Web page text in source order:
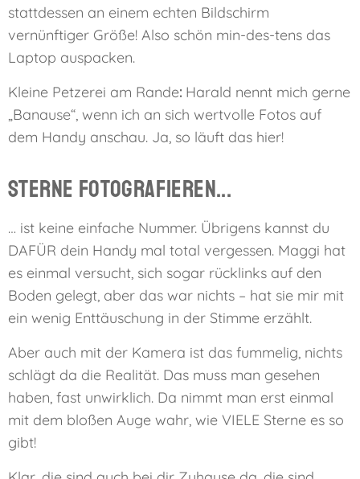
stattdessen an einem echten Bildschirm
vernünftiger Größe! Also schön min-des-tens das
Laptop auspacken.
Kleine Petzerei am Rande: Harald nennt mich gerne
„Banause“, wenn ich an sich wertvolle Fotos auf
dem Handy anschau. Ja, so läuft das hier!
Sterne fotografieren...
… ist keine einfache Nummer. Übrigens kannst du
DAFÜR dein Handy mal total vergessen. Maggi hat
es einmal versucht, sich sogar rücklinks auf den
Boden gelegt, aber das war nichts – hat sie mir mit
ein wenig Enttäuschung in der Stimme erzählt.
Aber auch mit der Kamera ist das fummelig, nichts
schlägt da die Realität. Das muss man gesehen
haben, fast unwirklich. Da nimmt man erst einmal
mit dem bloßen Auge wahr, wie VIELE Sterne es so
gibt!